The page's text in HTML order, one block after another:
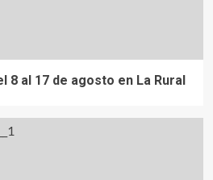
8 al 17 de agosto en La Rural